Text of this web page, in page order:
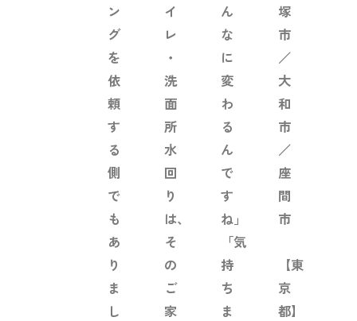
ン
グ
を
依
頼
す
る
側
で
も
あ
り
ま
し
イ
レ
・
洗
面
所
水
回
り
は、
そ
の
ご
家
ん
な
に
変
わ
る
ん
で
す
ね」
「気
持
ち
ま
塚
市
／
大
和
市
／
座
間
市
【東
京
都】